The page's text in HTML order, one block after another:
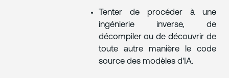
Tenter de procéder à une
ingénierie inverse, de
décompiler ou de découvrir de
toute autre manière le code
source des modèles d'IA.